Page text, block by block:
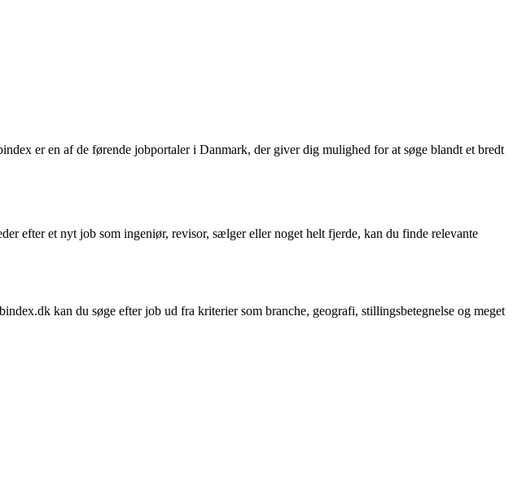
er en af de førende jobportaler i Danmark, der giver dig mulighed for at søge blandt et bredt
efter et nyt job som ingeniør, revisor, sælger eller noget helt fjerde, kan du finde relevante
kan du søge efter job ud fra kriterier som branche, geografi, stillingsbetegnelse og meget